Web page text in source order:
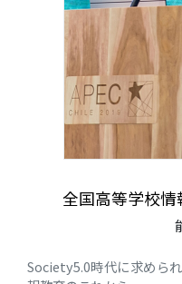
全国高等学校
Society5.0時代に求めら